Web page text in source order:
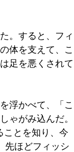
。すると、フィ
体を支えて、こ
足を悪くされて
浮かべて、「こ
ゃがみ込んだ。
ことを知り、今
先ほどフィッシ